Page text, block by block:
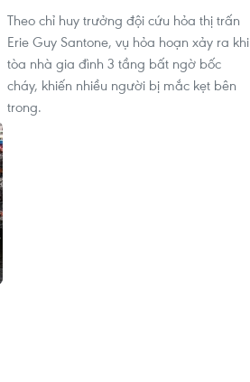
Theo chỉ huy trưởng đội cứu hỏa thị trấn
Erie Guy Santone, vụ hỏa hoạn xảy ra khi
tòa nhà gia đình 3 tầng bất ngờ bốc
cháy, khiến nhiều người bị mắc kẹt bên
trong.